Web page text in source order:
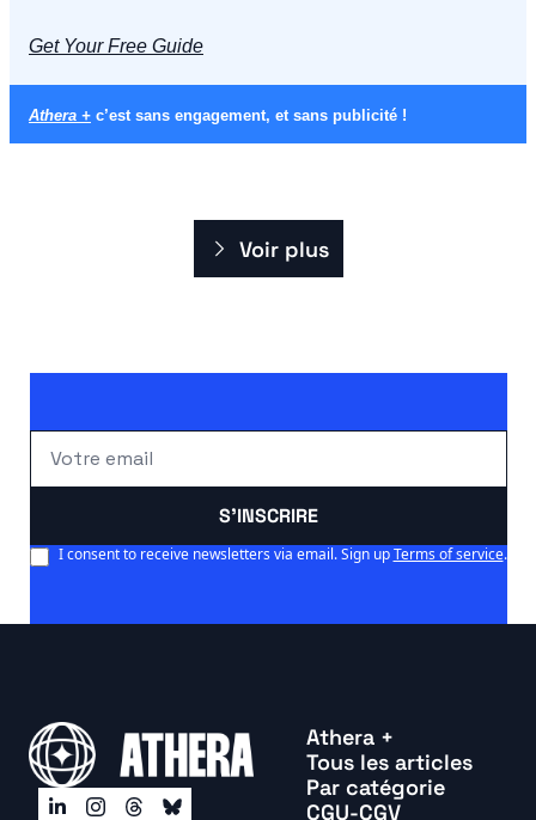
Get Your Free Guide
Athera + c’est sans engagement, et sans publicité !
Voir plus
S'INSCRIRE
I consent to receive newsletters via email. Sign up Terms of service.
Athera +
Tous les articles
Par catégorie
CGU-CGV